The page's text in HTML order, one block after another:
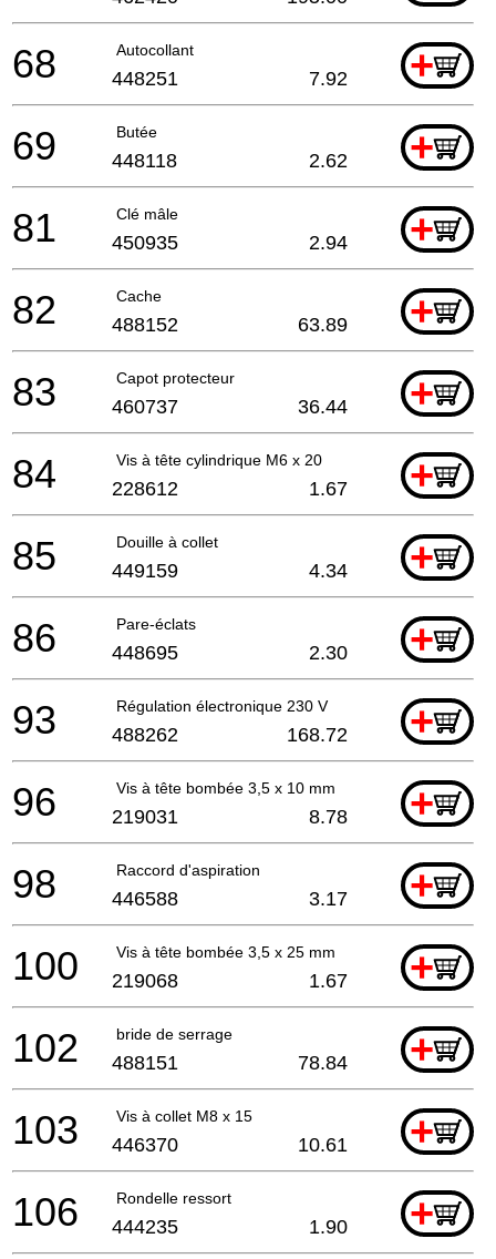
Autocollant +
68 448251 7.92
Butée +
69 448118 2.62
Clé mâle +
81 450935 2.94
Cache +
82 488152 63.89
Capot protecteur +
83 460737 36.44
Vis à tête cylindrique M6 x 20 +
84 228612 1.67
Douille à collet +
85 449159 4.34
Pare-éclats +
86 448695 2.30
Régulation électronique 230 V +
93 488262 168.72
Vis à tête bombée 3,5 x 10 mm +
96 219031 8.78
Raccord d'aspiration +
98 446588 3.17
Vis à tête bombée 3,5 x 25 mm +
100 219068 1.67
bride de serrage +
102 488151 78.84
Vis à collet M8 x 15 +
103 446370 10.61
Rondelle ressort +
106 444235 1.90